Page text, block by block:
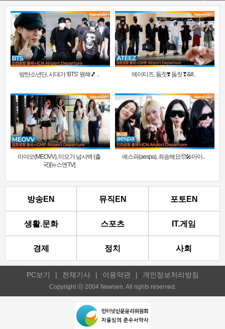
방탄소년단, 시대가 ‘BTS’ 원해🎵 .. 에이티즈, 둠칫❣️ 둠칫❣&#..
미야오(MEOVV), 미모가 넘사벽 (출
국)[뉴스엔TV]
에스파(aespa), 죄송해요🥺🎤마이..
방송EN 뮤직EN 포토EN
생활.문화 스포츠 IT.게임
경제 정치 사회
PC보기 | 전체기사 | 이용약관 | 개인정보처리방침
Copyright ⓒ 2004 Newsen. All rights reserved.